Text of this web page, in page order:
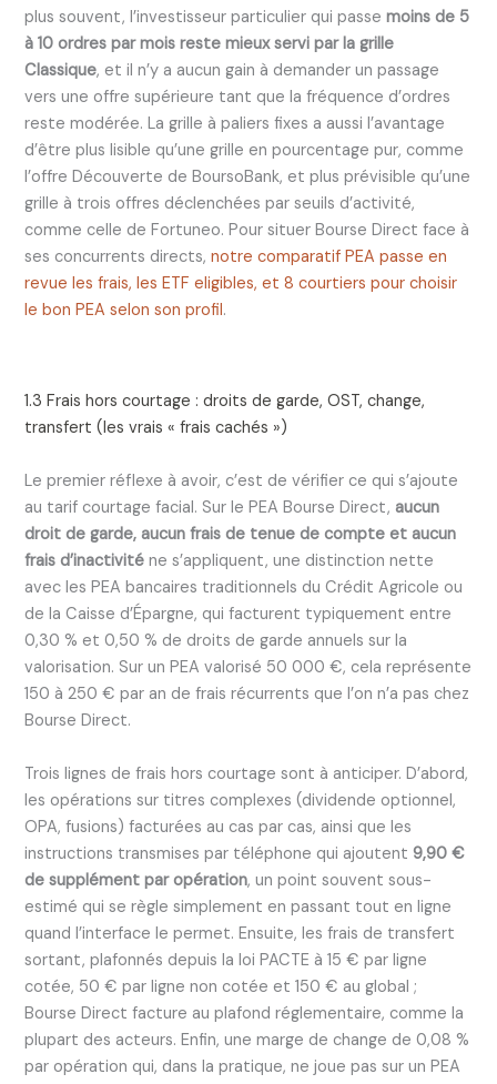
plus souvent, l’investisseur particulier qui passemoins de 5
à 10 ordres par mois reste mieux servi par la grille
Classique, et il n’y a aucun gain à demander un passage
vers une offre supérieure tant que la fréquence d’ordres
reste modérée. La grille à paliers fixes a aussi l’avantage
d’être plus lisible qu’une grille en pourcentage pur, comme
l’offre Découverte de BoursoBank, et plus prévisible qu’une
grille à trois offres déclenchées par seuils d’activité,
comme celle de Fortuneo. Pour situer Bourse Direct face à
ses concurrents directs,notre comparatif PEA passe en
revue les frais, les ETF eligibles, et 8 courtiers pour choisir
le bon PEA selon son profil.
1.3 Frais hors courtage : droits de garde, OST, change,
transfert (les vrais « frais cachés »)
Le premier réflexe à avoir, c’est de vérifier ce qui s’ajoute
au tarif courtage facial. Sur le PEA Bourse Direct, aucun
droit de garde, aucun frais de tenue de compte et aucun
frais d’inactivité ne s’appliquent, une distinction nette
avec les PEA bancaires traditionnels du Crédit Agricole ou
de la Caisse d’Épargne, qui facturent typiquement entre
0,30 % et 0,50 % de droits de garde annuels sur la
valorisation. Sur un PEA valorisé 50 000 €, cela représente
150 à 250 € par an de frais récurrents que l’on n’a pas chez
Bourse Direct.
Trois lignes de frais hors courtage sont à anticiper. D’abord,
les opérations sur titres complexes (dividende optionnel,
OPA, fusions) facturées au cas par cas, ainsi que les
instructions transmises par téléphone qui ajoutent9,90 €
de supplément par opération, un point souvent sous-
estimé qui se règle simplement en passant tout en ligne
quand l’interface le permet. Ensuite, les frais de transfert
sortant, plafonnés depuis la loi PACTE à 15 € par ligne
cotée, 50 € par ligne non cotée et 150 € au global ;
Bourse Direct facture au plafond réglementaire, comme la
plupart des acteurs. Enfin, une marge de change de 0,08 %
par opération qui, dans la pratique, ne joue pas sur un PEA